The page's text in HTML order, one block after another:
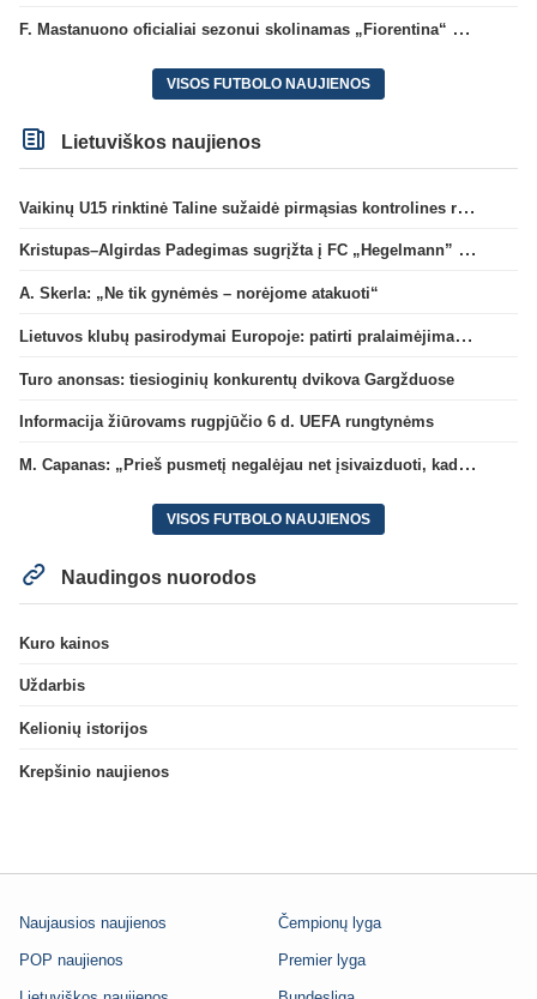
F. Mastanuono oficialiai sezonui skolinamas „Fiorentina“ ekipai
VISOS FUTBOLO NAUJIENOS
Lietuviškos naujienos
Vaikinų U15 rinktinė Taline sužaidė pirmąsias kontrolines rungtynes
Kristupas–Algirdas Padegimas sugrįžta į FC „Hegelmann” B sudėtį
A. Skerla: „Ne tik gynėmės – norėjome atakuoti“
Lietuvos klubų pasirodymai Europoje: patirti pralaimėjimai Kroatijos atstovams
Turo anonsas: tiesioginių konkurentų dvikova Gargžduose
Informacija žiūrovams rugpjūčio 6 d. UEFA rungtynėms
M. Capanas: „Prieš pusmetį negalėjau net įsivaizduoti, kad žaisime prieš „Hajduk“
VISOS FUTBOLO NAUJIENOS
Naudingos nuorodos
Kuro kainos
Uždarbis
Kelionių istorijos
Krepšinio naujienos
Naujausios naujienos
POP naujienos
Čempionų lyga
Premier lyga